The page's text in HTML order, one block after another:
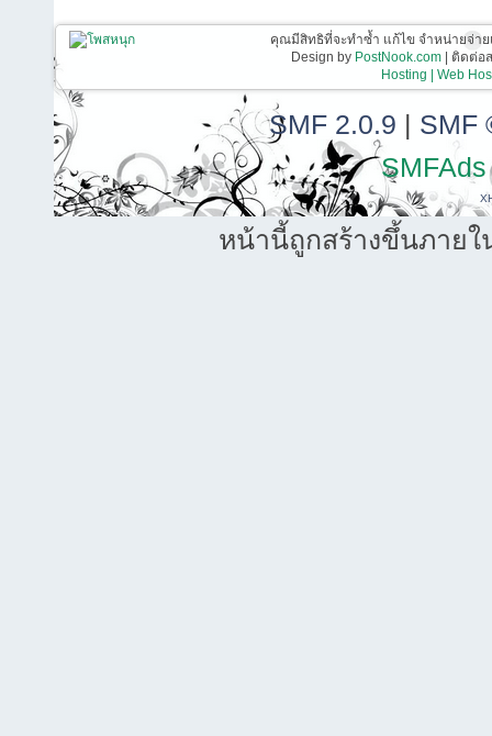
คุณมีสิทธิที่จะทำซ้ำ แก้ไข จำหน่ายจ่า
Design by PostNook.com| ติดต่อส
Hosting | Web
SMF 2.0.9 | SMF
SMFAds
หน้านี้ถูกสร้างขึ้นภายใ